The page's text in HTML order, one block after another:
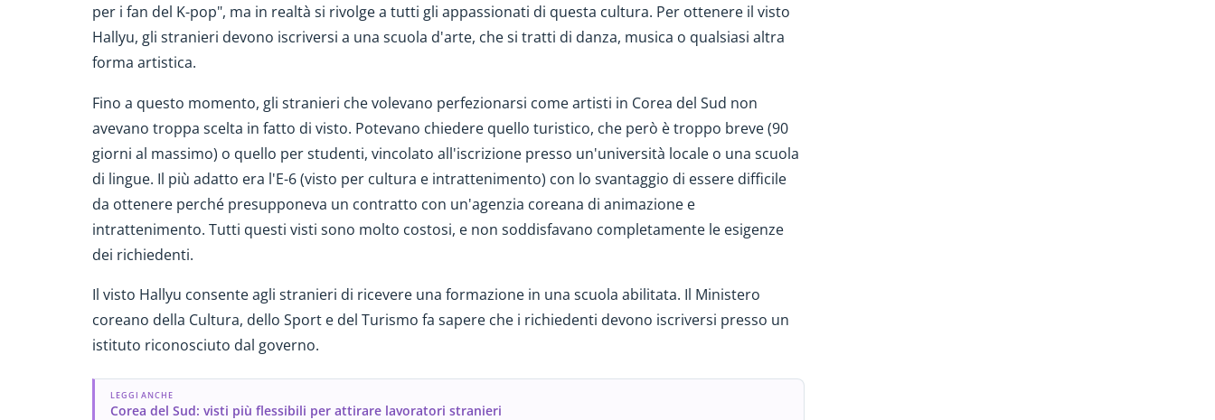
per i fan del K-pop", ma in realtà si rivolge a tutti gli appassionati di questa cultura. Per ottenere il visto
Hallyu, gli stranieri devono iscriversi a una scuola d'arte, che si tratti di danza, musica o qualsiasi altra
forma artistica.
Fino a questo momento, gli stranieri che volevano perfezionarsi come artisti in Corea del Sud non
avevano troppa scelta in fatto di visto. Potevano chiedere quello turistico, che però è troppo breve (90
giorni al massimo) o quello per studenti, vincolato all'iscrizione presso un'università locale o una scuola
di lingue. Il più adatto era l'E-6 (visto per cultura e intrattenimento) con lo svantaggio di essere difficile
da ottenere perché presupponeva un contratto con un'agenzia coreana di animazione e
intrattenimento. Tutti questi visti sono molto costosi, e non soddisfavano completamente le esigenze
dei richiedenti.
Il visto Hallyu consente agli stranieri di ricevere una formazione in una scuola abilitata. Il Ministero
coreano della Cultura, dello Sport e del Turismo fa sapere che i richiedenti devono iscriversi presso un
istituto riconosciuto dal governo.
LEGGI ANCHE
Corea del Sud: visti più flessibili per attirare lavoratori stranieri